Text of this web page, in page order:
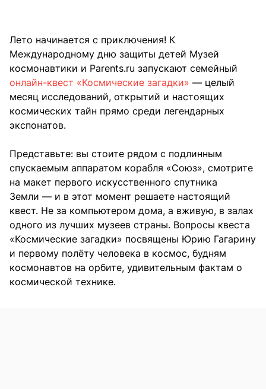
Лето начинается с приключения! К
Международному дню защиты детей Музей
космонавтики и Parents.ru запускают семейный
онлайн-квест «Космические загадки» — целый
месяц исследований, открытий и настоящих
космических тайн прямо среди легендарных
экспонатов.
Представьте: вы стоите рядом с подлинным
спускаемым аппаратом корабля «Союз», смотрите
на макет первого искусственного спутника
Земли — и в этот момент решаете настоящий
квест. Не за компьютером дома, а вживую, в залах
одного из лучших музеев страны. Вопросы квеста
«Космические загадки» посвящены Юрию Гагарину
и первому полёту человека в космос, будням
космонавтов на орбите, удивительным фактам о
космической технике.